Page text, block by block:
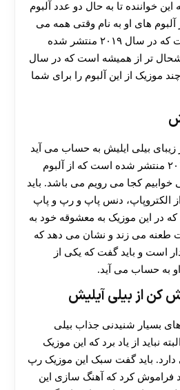
خواننده تا به حال دو عدد آلبوم
های او به نام وقتی همه می
خوابیم کجا می رویم است که در سال ۲۰۱۹ منتشر شده
تر از همیشه است که در سال
موزیک از این آلبوم را برای شما
بیلی ایلیش به حساب می آید
این ترانه در ۲۹ مارس ۲۰۱۹ منتشر شده است که از آلبوم
خوابیم کجا می رویم می باشد. باید
الکتروپاپ، دنس پاپ و رپ و پاپ
که در این موزیک به معشوقه خود به
طعنه می زند و نشان می‌ دهد که
است و باید گفت که یکی از
به حساب می آید.
کن از بیلی آیلیش
بسیار شنیدنی جذاب بیلی
نباید از یاد برد که این موزیک
دارد. باید گفت سبک این موزیک رپ
فراموش کرد که آهنگ سازی این